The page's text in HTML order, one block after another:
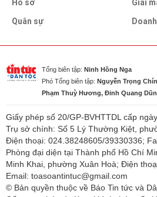
Hồ sơ
Quân sự
Giải
Tổng biên tập: Ninh Hồng Nga
Phó Tổng biên tập: Nguyễn Trọng
Phạm Thuỳ Hương, Đinh Quang
Giấy phép số 20/GP-BVHTTDL cấp
Trụ sở chính: Số 5 Lý Thường Kiệt,
Điện thoại: 024.38248605/39330336;
Phòng đại diện tại Thành phố Hồ Chí
Minh Khai, phường Xuân Hoà; Điện
Email: toasoantintuc@gmail.com
© Bản quyền thuộc về Báo Tin tức và